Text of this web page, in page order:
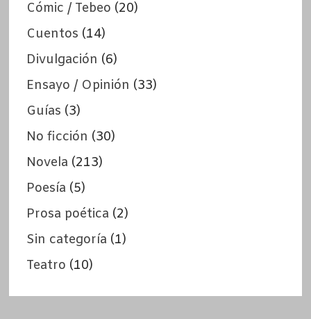
Cómic / Tebeo (20)
Cuentos (14)
Divulgación (6)
Ensayo / Opinión (33)
Guías (3)
No ficción (30)
Novela (213)
Poesía (5)
Prosa poética (2)
Sin categoría (1)
Teatro (10)